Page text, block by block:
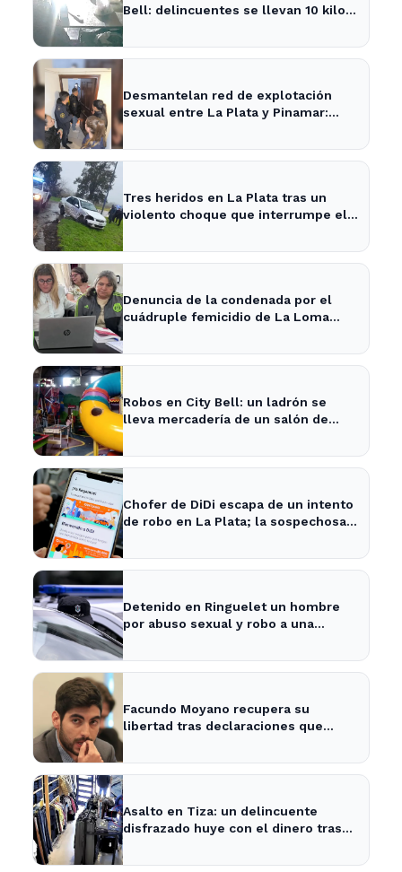
Bell: delincuentes se llevan 10 kilos
Desmantelan red de explotación
sexual entre La Plata y Pinamar:
Tres heridos en La Plata tras un
violento choque que interrumpe el
Denuncia de la condenada por el
cuádruple femicidio de La Loma
Robos en City Bell: un ladrón se
lleva mercadería de un salón de
Chofer de DiDi escapa de un intento
de robo en La Plata; la sospechosa
Detenido en Ringuelet un hombre
por abuso sexual y robo a una
Facundo Moyano recupera su
libertad tras declaraciones que
Asalto en Tiza: un delincuente
disfrazado huye con el dinero tras